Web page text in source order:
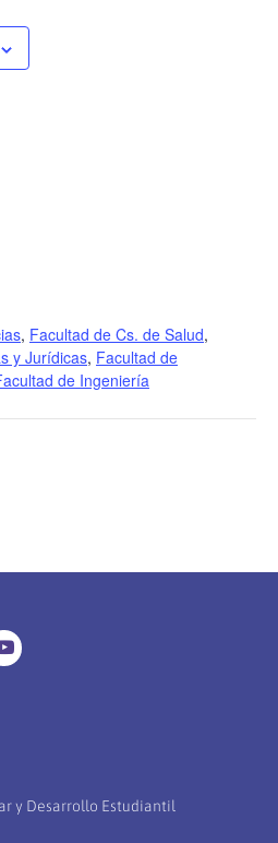
, Facultad de Cs. de Salud,
y Jurídicas, Facultad de
de Ingeniería
y Desarrollo Estudiantil